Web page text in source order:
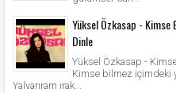
Yüksel Özkasap - Kimse
Dinle
Yüksel Özkasap -
Kimse bilmez içimdeki
Yalvarıram ırak...